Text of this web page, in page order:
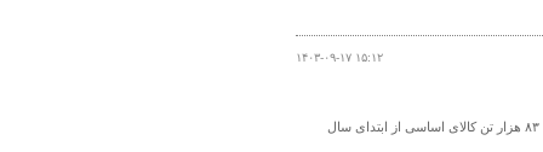
۱۴۰۳-۰۹-۱۷ ۱۵:۱۲
رئیس اداره حمل و نقل کالای اداره کل راهداری و حمل و نقل جاده‌ای استان بوشهر گفت: ۸۳ هزار تن کالای اساسی از ابتدای سال